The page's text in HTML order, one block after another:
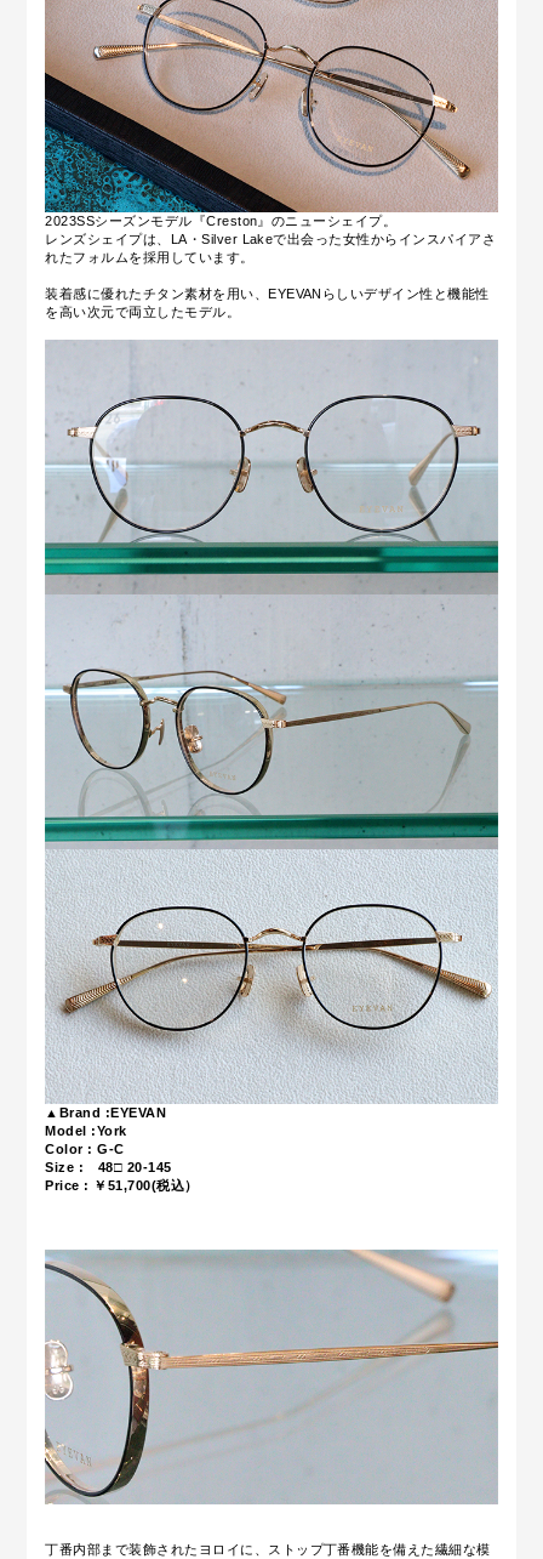
2023SSシーズンモデル『Creston』のニューシェイプ。
レンズシェイプは、 LA・Silver Lakeで出会った女性からインスパイアさ
れたフォルムを採用しています。
装着感に優れたチタン素材を用い、EYEVANらしいデザイン性と機能性
を高い次元で両立したモデル。
▲Brand :EYEVAN
Model :York
Color : G-C
Size : 48□ 20-145
Price : ￥51,700(税込）
丁番内部まで装飾されたヨロイに、ストップ丁番機能を備えた繊細な模